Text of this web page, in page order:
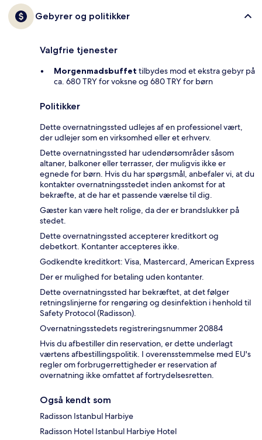
Gebyrer og politikker
Valgfrie tjenester
Morgenmadsbuffet tilbydes mod et ekstra gebyr på
ca. 680 TRY for voksne og 680 TRY for børn
Politikker
Dette overnatningssted udlejes af en professionel vært,
der udlejer som en virksomhed eller et erhverv.
Dette overnatningssted har udendørsområder såsom
altaner, balkoner eller terrasser, der muligvis ikke er
egnede for børn. Hvis du har spørgsmål, anbefaler vi, at du
kontakter overnatningsstedet inden ankomst for at
bekræfte, at de har et passende værelse til dig.
Gæster kan være helt rolige, da der er brandslukker på
stedet.
Dette overnatningssted accepterer kreditkort og
debetkort. Kontanter accepteres ikke.
Godkendte kreditkort: Visa, Mastercard, American Express
Der er mulighed for betaling uden kontanter.
Dette overnatningssted har bekræftet, at det følger
retningslinjerne for rengøring og desinfektion i henhold til
Safety Protocol (Radisson).
Overnatningsstedets registreringsnummer 20884
Hvis du afbestiller din reservation, er dette underlagt
værtens afbestillingspolitik. I overensstemmelse med EU's
regler om forbrugerrettigheder er reservation af
overnatning ikke omfattet af fortrydelsesretten.
Også kendt som
Radisson Istanbul Harbiye
Radisson Hotel Istanbul Harbiye Hotel